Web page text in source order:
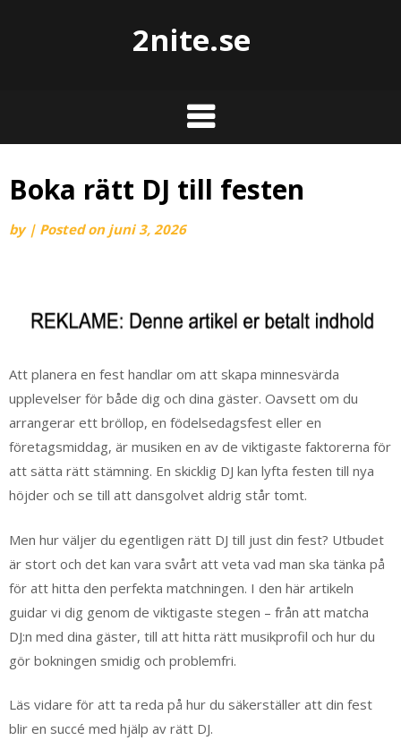
2nite.se
Boka rätt DJ till festen
by | Posted on juni 3, 2026
Att planera en fest handlar om att skapa minnesvärda
upplevelser för både dig och dina gäster. Oavsett om du
arrangerar ett bröllop, en födelsedagsfest eller en
företagsmiddag, är musiken en av de viktigaste faktorerna för
att sätta rätt stämning. En skicklig DJ kan lyfta festen till nya
höjder och se till att dansgolvet aldrig står tomt.
Men hur väljer du egentligen rätt DJ till just din fest? Utbudet
är stort och det kan vara svårt att veta vad man ska tänka på
för att hitta den perfekta matchningen. I den här artikeln
guidar vi dig genom de viktigaste stegen – från att matcha
DJ:n med dina gäster, till att hitta rätt musikprofil och hur du
gör bokningen smidig och problemfri.
Läs vidare för att ta reda på hur du säkerställer att din fest
blir en succé med hjälp av rätt DJ.